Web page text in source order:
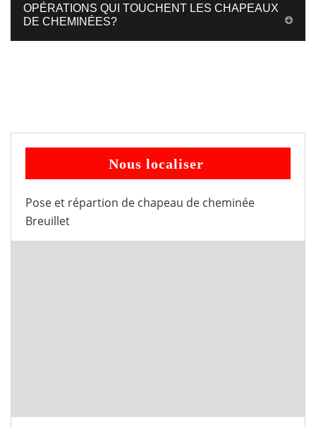
OPÉRATIONS QUI TOUCHENT LES CHAPEAUX
DE CHEMINÉES?
Nous localiser
Pose et répartion de chapeau de cheminée
Breuillet